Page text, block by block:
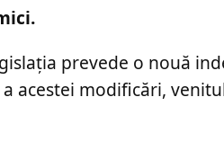
prevede o nouă
acestei modificări,